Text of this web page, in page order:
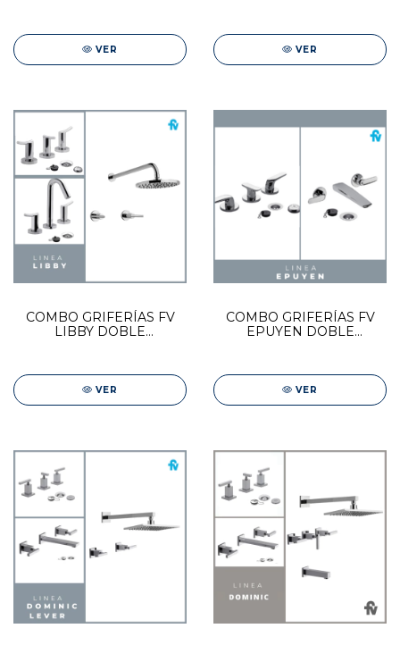
VER
ACCESORIOS X 5
VER
COMBO GRIFERÍAS FV
LIBBY DOBLE
VER
COMBO GRIFERÍAS FV
EPUYEN DOBLE
VER